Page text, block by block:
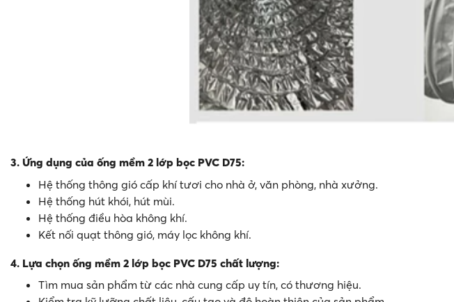
3. Ứng dụng của ống mềm 2 lớp bọc PVC D75:
Hệ thống thông gió cấp khí tươi cho nhà ở, văn phòng, nhà xưởng.
Hệ thống hút khói, hút mùi.
Hệ thống điều hòa không khí.
Kết nối quạt thông gió, máy lọc không khí.
4. Lựa chọn ống mềm 2 lớp bọc PVC D75 chất lượng:
Tìm mua sản phẩm từ các nhà cung cấp uy tín, có thương hiệu.